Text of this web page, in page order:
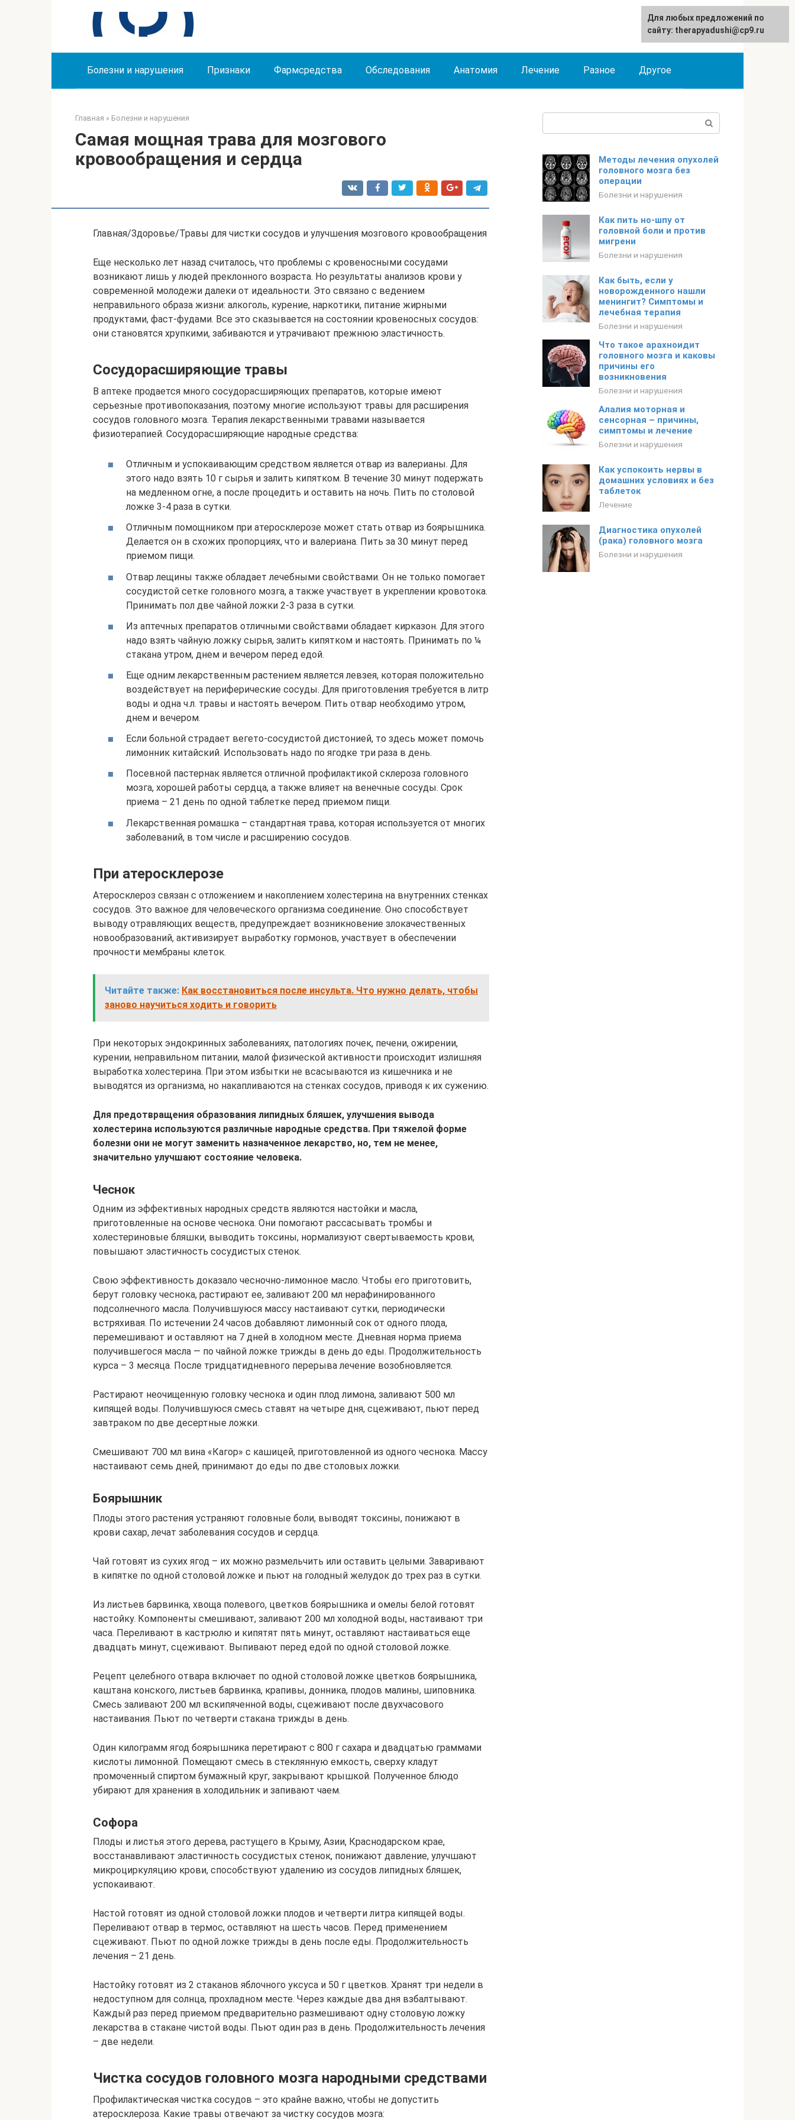
Болезни и нарушения Признаки Фармсредства Обследования Анатомия Лечение Разное Другое
Главная » Болезни и нарушения
Самая мощная трава для мозгового
кровообращения и сердца
Главная/Здоровье/Травы для чистки сосудов и улучшения мозгового кровообращения
Еще несколько лет назад считалось, что проблемы с кровеносными сосудами
возникают лишь у людей преклонного возраста. Но результаты анализов крови у
современной молодежи далеки от идеальности. Это связано с ведением
неправильного образа жизни: алкоголь, курение, наркотики, питание жирными
продуктами, фаст-фудами. Все это сказывается на состоянии кровеносных сосудов:
они становятся хрупкими, забиваются и утрачивают прежнюю эластичность.
Сосудорасширяющие травы
В аптеке продается много сосудорасширяющих препаратов, которые имеют
серьезные противопоказания, поэтому многие используют травы для расширения
сосудов головного мозга. Терапия лекарственными травами называется
физиотерапией. Сосудорасширяющие народные средства:
Отличным и успокаивающим средством является отвар из валерианы. Для
этого надо взять 10 г сырья и залить кипятком. В течение 30 минут подержать
на медленном огне, а после процедить и оставить на ночь. Пить по столовой
ложке 3-4 раза в сутки.
Отличным помощником при атеросклерозе может стать отвар из боярышника.
Делается он в схожих пропорциях, что и валериана. Пить за 30 минут перед
приемом пищи.
Отвар лещины также обладает лечебными свойствами. Он не только помогает
сосудистой сетке головного мозга, а также участвует в укреплении кровотока.
Принимать пол две чайной ложки 2-3 раза в сутки.
Из аптечных препаратов отличными свойствами обладает кирказон. Для этого
надо взять чайную ложку сырья, залить кипятком и настоять. Принимать по ¼
стакана утром, днем и вечером перед едой.
Еще одним лекарственным растением является левзея, которая положительно
воздействует на периферические сосуды. Для приготовления требуется в литр
воды и одна ч.л. травы и настоять вечером. Пить отвар необходимо утром,
днем и вечером.
Если больной страдает вегето-сосудистой дистонией, то здесь может помочь
лимонник китайский. Использовать надо по ягодке три раза в день.
Посевной пастернак является отличной профилактикой склероза головного
мозга, хорошей работы сердца, а также влияет на венечные сосуды. Срок
приема – 21 день по одной таблетке перед приемом пищи.
Лекарственная ромашка – стандартная трава, которая используется от многих
заболеваний, в том числе и расширению сосудов.
При атеросклерозе
Атеросклероз связан с отложением и накоплением холестерина на внутренних стенках
сосудов. Это важное для человеческого организма соединение. Оно способствует
выводу отравляющих веществ, предупреждает возникновение злокачественных
новообразований, активизирует выработку гормонов, участвует в обеспечении
прочности мембраны клеток.
Читайте также: Как восстановиться после инсульта. Что нужно делать, чтобы
заново научиться ходить и говорить
При некоторых эндокринных заболеваниях, патологиях почек, печени, ожирении,
курении, неправильном питании, малой физической активности происходит излишняя
выработка холестерина. При этом избытки не всасываются из кишечника и не
выводятся из организма, но накапливаются на стенках сосудов, приводя к их сужению.
Для предотвращения образования липидных бляшек, улучшения вывода
холестерина используются различные народные средства. При тяжелой форме
болезни они не могут заменить назначенное лекарство, но, тем не менее,
значительно улучшают состояние человека.
Чеснок
Одним из эффективных народных средств являются настойки и масла,
приготовленные на основе чеснока. Они помогают рассасывать тромбы и
холестериновые бляшки, выводить токсины, нормализуют свертываемость крови,
повышают эластичность сосудистых стенок.
Свою эффективность доказало чесночно-лимонное масло. Чтобы его приготовить,
берут головку чеснока, растирают ее, заливают 200 мл нерафинированного
подсолнечного масла. Получившуюся массу настаивают сутки, периодически
встряхивая. По истечении 24 часов добавляют лимонный сок от одного плода,
перемешивают и оставляют на 7 дней в холодном месте. Дневная норма приема
получившегося масла — по чайной ложке трижды в день до еды. Продолжительность
курса – 3 месяца. После тридцатидневного перерыва лечение возобновляется.
Растирают неочищенную головку чеснока и один плод лимона, заливают 500 мл
кипящей воды. Получившуюся смесь ставят на четыре дня, сцеживают, пьют перед
завтраком по две десертные ложки.
Смешивают 700 мл вина «Кагор» с кашицей, приготовленной из одного чеснока. Массу
настаивают семь дней, принимают до еды по две столовых ложки.
Боярышник
Плоды этого растения устраняют головные боли, выводят токсины, понижают в
крови сахар, лечат заболевания сосудов и сердца.
Чай готовят из сухих ягод – их можно размельчить или оставить целыми. Заваривают
в кипятке по одной столовой ложке и пьют на голодный желудок до трех раз в сутки.
Из листьев барвинка, хвоща полевого, цветков боярышника и омелы белой готовят
настойку. Компоненты смешивают, заливают 200 мл холодной воды, настаивают три
часа. Переливают в кастрюлю и кипятят пять минут, оставляют настаиваться еще
двадцать минут, сцеживают. Выпивают перед едой по одной столовой ложке.
Рецепт целебного отвара включает по одной столовой ложке цветков боярышника,
каштана конского, листьев барвинка, крапивы, донника, плодов малины, шиповника.
Смесь заливают 200 мл вскипяченной воды, сцеживают после двухчасового
настаивания. Пьют по четверти стакана трижды в день.
Один килограмм ягод боярышника перетирают с 800 г сахара и двадцатью граммами
кислоты лимонной. Помещают смесь в стеклянную емкость, сверху кладут
промоченный спиртом бумажный круг, закрывают крышкой. Полученное блюдо
убирают для хранения в холодильник и запивают чаем.
Софора
Плоды и листья этого дерева, растущего в Крыму, Азии, Краснодарском крае,
восстанавливают эластичность сосудистых стенок, понижают давление, улучшают
микроциркуляцию крови, способствуют удалению из сосудов липидных бляшек,
успокаивают.
Настой готовят из одной столовой ложки плодов и четверти литра кипящей воды.
Переливают отвар в термос, оставляют на шесть часов. Перед применением
сцеживают. Пьют по одной ложке трижды в день после еды. Продолжительность
лечения – 21 день.
Настойку готовят из 2 стаканов яблочного уксуса и 50 г цветков. Хранят три недели в
недоступном для солнца, прохладном месте. Через каждые два дня взбалтывают.
Каждый раз перед приемом предварительно размешивают одну столовую ложку
лекарства в стакане чистой воды. Пьют один раз в день. Продолжительность лечения
– две недели.
Чистка сосудов головного мозга народными средствами
Профилактическая чистка сосудов – это крайне важно, чтобы не допустить
атеросклероза. Какие травы отвечают за чистку сосудов мозга:
Методы лечения опухолей
головного мозга без
операции
Болезни и нарушения
Как пить но-шпу от
головной боли и против
мигрени
Болезни и нарушения
Как быть, если у
новорожденного нашли
менингит? Симптомы и
лечебная терапия
Болезни и нарушения
Что такое арахноидит
головного мозга и каковы
причины его
возникновения
Болезни и нарушения
Алалия моторная и
сенсорная – причины,
симптомы и лечение
Болезни и нарушения
Как успокоить нервы в
домашних условиях и без
таблеток
Лечение
Диагностика опухолей
(рака) головного мозга
Болезни и нарушения
Для любых предложений по
сайту: therapyadushi@cp9.ru